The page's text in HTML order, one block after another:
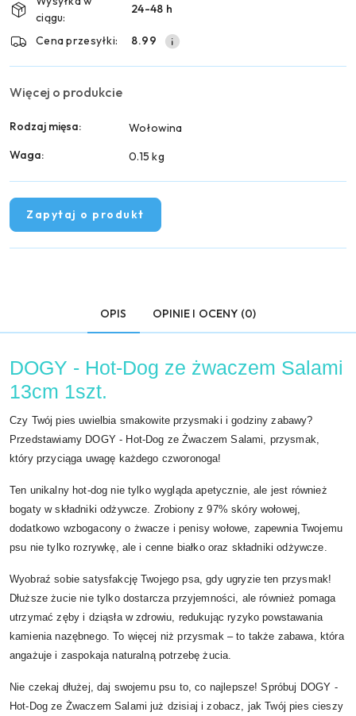
dostawa
ciągu:
24-48 h
Cena przesyłki: 8.99
Więcej o produkcie
Rodzaj mięsa:
Wołowina
Waga:
0.15 kg
Zapytaj o produkt
OPIS OPINIE I OCENY (0)
DOGY - Hot-Dog ze żwaczem Salami
13cm 1szt.
Czy Twój pies uwielbia smakowite przysmaki i godziny zabawy?
Przedstawiamy DOGY - Hot-Dog ze Żwaczem Salami, przysmak,
który przyciąga uwagę każdego czworonoga!
Ten unikalny hot-dog nie tylko wygląda apetycznie, ale jest również
bogaty w składniki odżywcze. Zrobiony z 97% skóry wołowej,
dodatkowo wzbogacony o żwacze i penisy wołowe, zapewnia Twojemu
psu nie tylko rozrywkę, ale i cenne białko oraz składniki odżywcze.
Wyobraź sobie satysfakcję Twojego psa, gdy ugryzie ten przysmak!
Dłuższe żucie nie tylko dostarcza przyjemności, ale również pomaga
utrzymać zęby i dziąsła w zdrowiu, redukując ryzyko powstawania
kamienia nazębnego. To więcej niż przysmak – to także zabawa, która
angażuje i zaspokaja naturalną potrzebę żucia.
Nie czekaj dłużej, daj swojemu psu to, co najlepsze! Spróbuj DOGY -
Hot-Dog ze Żwaczem Salami już dzisiaj i zobacz, jak Twój pies cieszy